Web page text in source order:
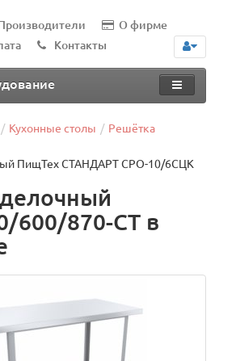
О фирме
Контакты
Кухонные столы
Решётка
ПищТех СТАНДАРТ СРО-10/6СЦК
600/870-СТ в